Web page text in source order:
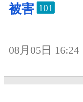
被害 101
08月05日 16:24